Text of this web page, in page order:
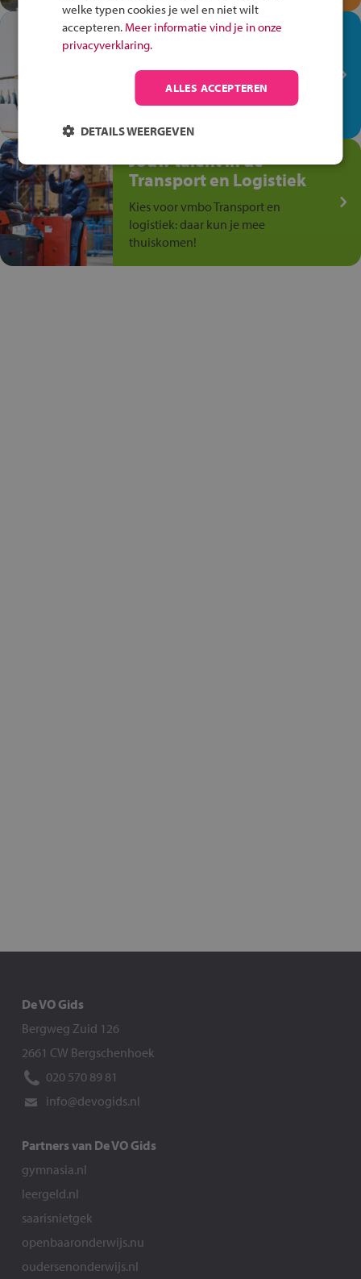
In de winkel ben je op je
plek!
Ontdek via het vmbo jouw talent
op de winkelvloer, waar elke dag
Jouw talent in de
Transport en Logistiek
Kies voor vmbo Transport en
logistiek: daar kun je mee
thuiskomen!
De VO Gids
Bergweg Zuid 126
2661 CW Bergschenhoek
020 570 89 81
info@devogids.nl
Partners van De VO Gids
gymnasia.nl
leergeld.nl
saarisnietgek
openbaaronderwijs.nu
oudersenonderwijs.nl
welke typen cookies je wel en niet wilt
accepteren. Meer informatie vind je in onze
privacyverklaring.
ALLES ACCEPTEREN
DETAILS WEERGEVEN